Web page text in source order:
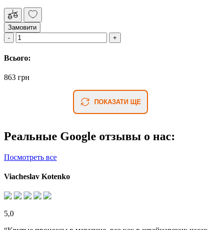
Замовити
Всього:
863 грн
ПОКАЗАТИ ЩЕ
Реальные Google отзывы о нас:
Посмотреть все
Viacheslav Kotenko
5,0